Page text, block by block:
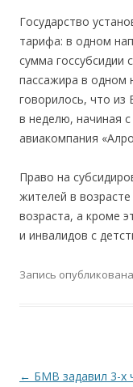
Государство
тарифа: в одном
сумма госсубсидии
пассажира в одном
говорилось, что
в неделю, начиная
авиакомпания
Право на
жителей в
возраста, а кроме
и инвалидов с
Запись опубликована
Навигация по
← БМВ задавил 3-х